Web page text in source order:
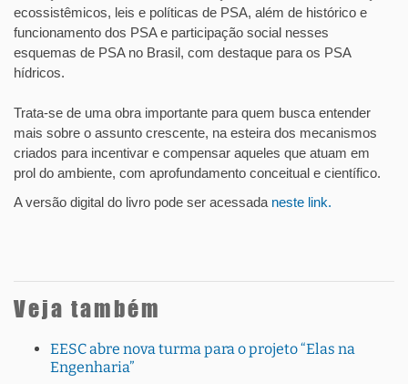
ecossistêmicos, leis e políticas de PSA, além de histórico e
funcionamento dos PSA e participação social nesses
esquemas de PSA no Brasil, com destaque para os PSA
hídricos.
Trata-se de uma obra importante para quem busca entender
mais sobre o assunto crescente, na esteira dos mecanismos
criados para incentivar e compensar aqueles que atuam em
prol do ambiente, com aprofundamento conceitual e científico.
A versão digital do livro pode ser acessada neste link.
Veja também
EESC abre nova turma para o projeto “Elas na
Engenharia”